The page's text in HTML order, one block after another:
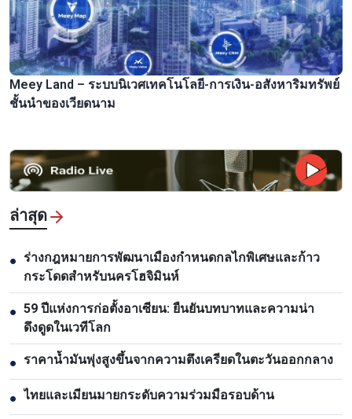
Meey Land – ระบบนิเวศเทคโนโลยี-การเงิน-อสังหาริมทรัพย์
ชั้นนำของเวียดนาม
ล่าสุด
● ร่างกฎหมายการพัฒนาเมืองกำหนดกลไกพิเศษและก้าว
กระโดดสำหรับนครโฮจิมินห์
● 59 ปีแห่งการก่อตั้งอาเซียน: ยืนยันบทบาทและความน่า
ดึงดูดในเวทีโลก
● ราคาน้ำมันพุ่งสูงขึ้นจากความตึงเครียดในตะวันออกกลาง
● ไทยและเมียนมายกระดับความร่วมมือรอบด้าน